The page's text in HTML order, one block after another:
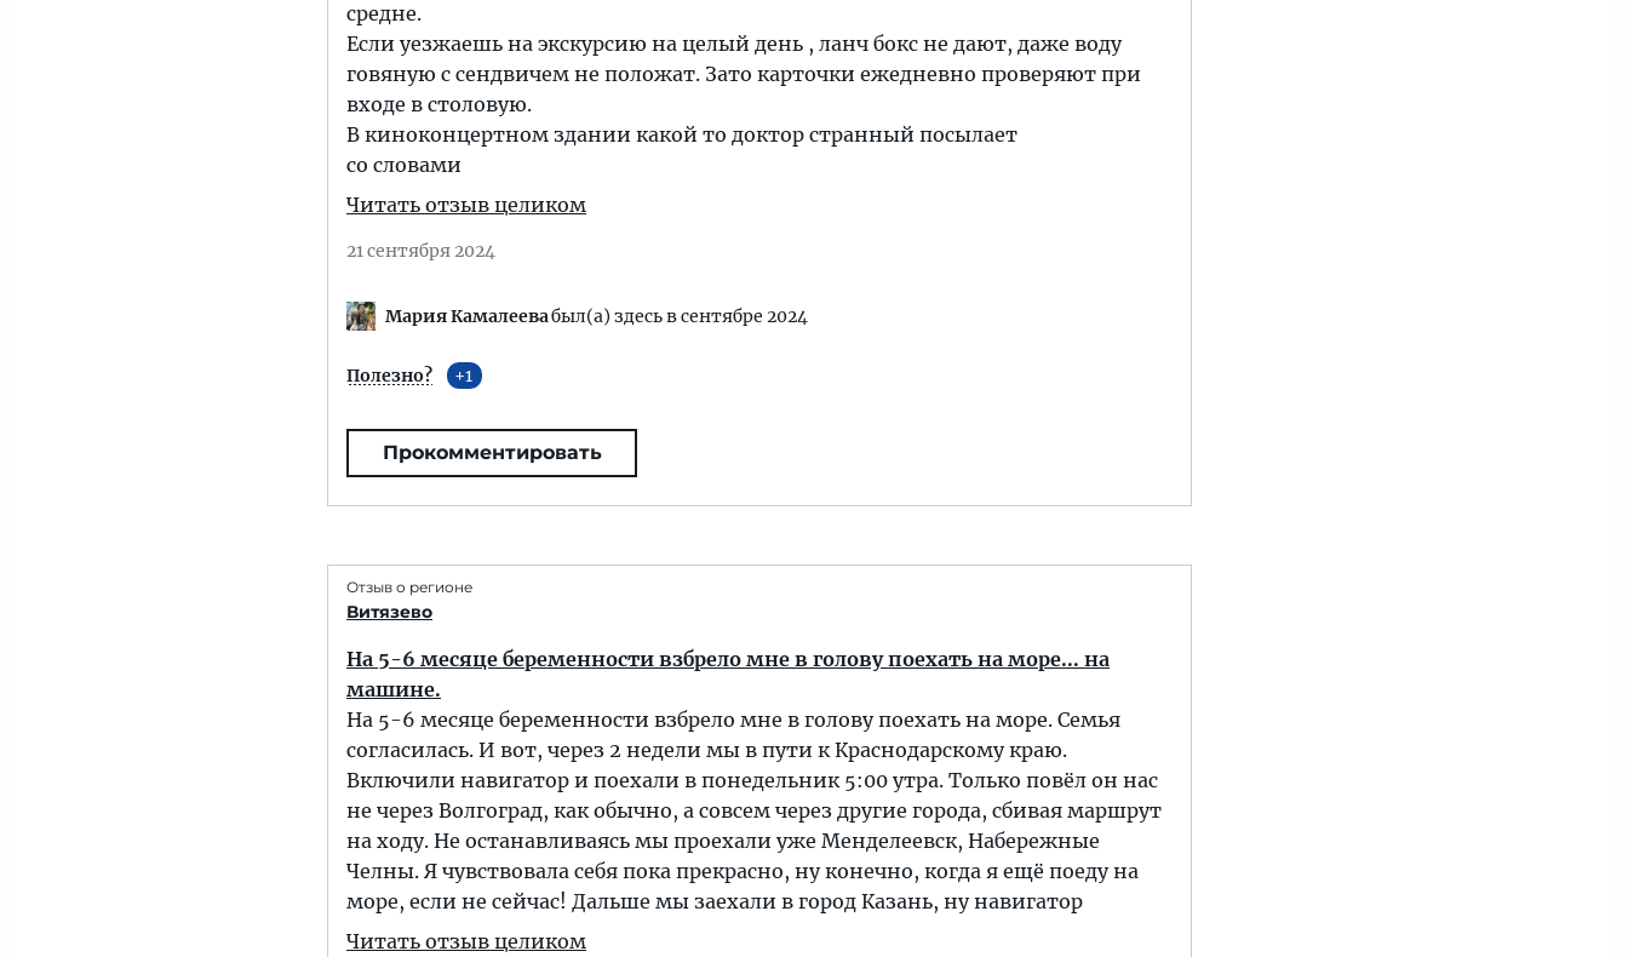
средне.
Если уезжаешь на экскурсию на целый день , ланч бокс не дают, даже воду
говяную с сендвичем не положат. Зато карточки ежедневно проверяют при
входе в столовую.
В киноконцертном здании какой то доктор странный посылает
со словами
Читать отзыв целиком
21 сентября 2024
Мария Камалеевабыл(а) здесь в сентябре 2024
Полезно? 1
Прокомментировать
Отзыв о регионе
Витязево
На 5-6 месяце беременности взбрело мне в голову поехать на море... на
машине.
На 5-6 месяце беременности взбрело мне в голову поехать на море. Семья
согласилась. И вот, через 2 недели мы в пути к Краснодарскому краю.
Включили навигатор и поехали в понедельник 5:00 утра. Только повёл он нас
не через Волгоград, как обычно, а совсем через другие города, сбивая маршрут
на ходу. Не останавливаясь мы проехали уже Менделеевск, Набережные
Челны. Я чувствовала себя пока прекрасно, ну конечно, когда я ещё поеду на
море, если не сейчас! Дальше мы заехали в город Казань, ну навигатор
Читать отзыв целиком